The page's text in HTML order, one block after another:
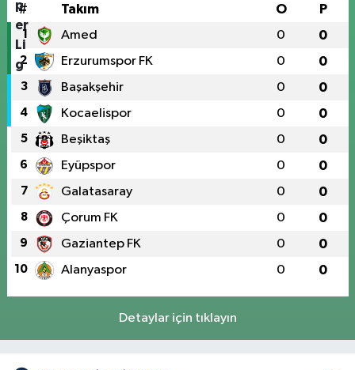
# Takım O P
1 Amed 0 0
2 Erzurumspor FK 0 0
3 Başakşehir 0 0
4 Kocaelispor 0 0
5 Beşiktaş 0 0
6 Eyüpspor 0 0
7 Galatasaray 0 0
8 Çorum FK 0 0
9 Gaziantep FK 0 0
10 Alanyaspor 0 0
Detaylar için tıklayın